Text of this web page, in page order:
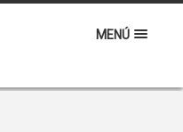
MENÚ